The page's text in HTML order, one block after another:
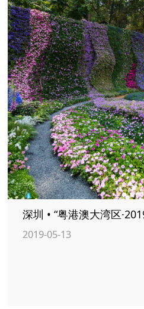
深圳 • “粤港澳大湾区
2019-05-13